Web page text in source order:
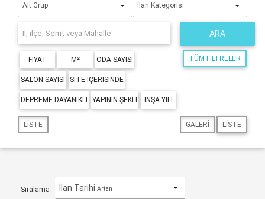
Alt Grup İlan Kategorisi
ARA
FIYAT M² ODA SAYISI
SALON SAYISI SITE IÇERISINDE
DEPREME DAYANIKLI YAPININ ŞEKLI İNŞA YILI
TÜM FILTRELER
LISTE GALERI LISTE
Sıralama İlan Tarihi Artan